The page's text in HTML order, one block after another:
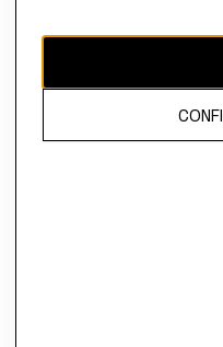
El contenido de esta página